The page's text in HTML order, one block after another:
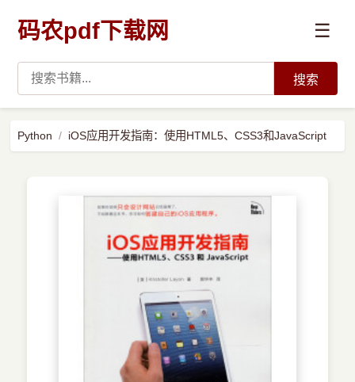
码农pdf下载网 ☰
搜索
Python iOS应用开发指南：使用HTML5、CSS3和JavaScript